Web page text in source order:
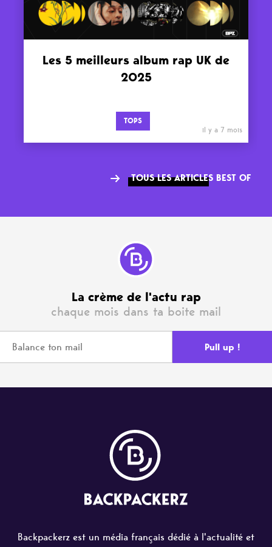
Les 5 meilleurs album rap UK de
2025
TOPS
il y a 7 mois
TOUS LES ARTICLES BEST OF
La crème de l'actu rap
chaque mois dans ta boite mail
Backpackerz est un média français dédié à l'actualité et